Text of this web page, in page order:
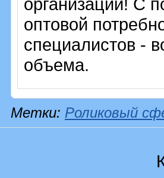
оптовой
специалистов -
объема.
Метки: Роликовый